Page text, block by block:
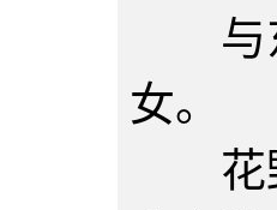
与东
女。
花野